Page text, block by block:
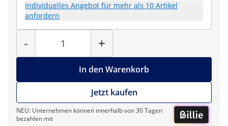
Individuelles Angebot für mehr als 10 Artikel
anfordern
-
Menge
+
In den Warenkorb
Jetzt kaufen
NEU: Unternehmen können innerhalb von 30 Tagen
bezahlen mit